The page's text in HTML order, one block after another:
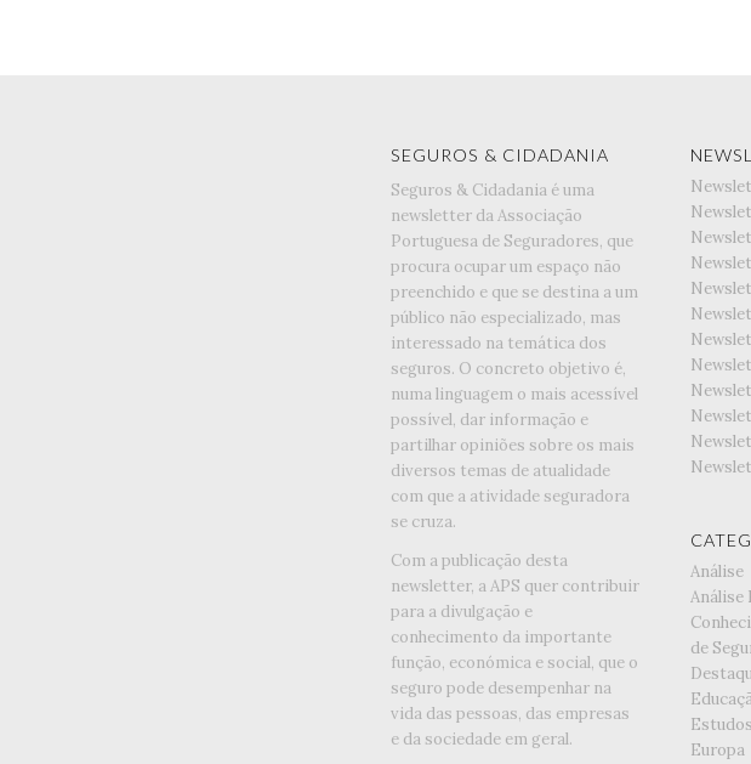
SEGUROS & CIDADANIA
Seguros & Cidadania é uma
newsletter da Associação
Portuguesa de Seguradores, que
procura ocupar um espaço não
preenchido e que se destina a um
público não especializado, mas
interessado na temática dos
seguros. O concreto objetivo é,
numa linguagem o mais acessível
possível, dar informação e
partilhar opiniões sobre os mais
diversos temas de atualidade
com que a atividade seguradora
se cruza.
Com a publicação desta
newsletter, a APS quer contribuir
para a divulgação e
conhecimento da importante
função, económica e social, que o
seguro pode desempenhar na
vida das pessoas, das empresas
e da sociedade em geral.
Análise
de
Estudos
Europa